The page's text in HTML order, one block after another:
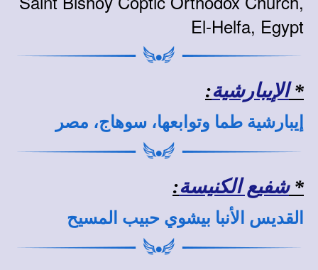
El-Helfa, Egypt
*الإيبارشية:
إيبارشية طما وتوابعها، سوهاج، مصر
*شفيع الكنيسة:
القديس الأنبا بيشوي حبيب المسيح